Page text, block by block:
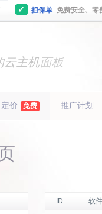
✓ 担保单 免费安全、零
云主机面板
周年
定价 免费 推广计划
ID 软